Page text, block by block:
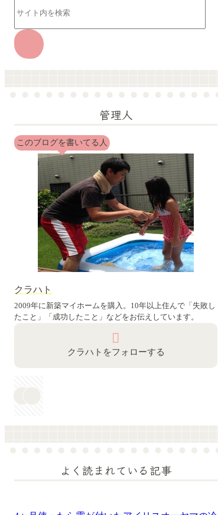
管理人
このブログを書いてる人
クラハト
2009年に新築マイホームを購入。10年以上住んで「失敗し
たこと」「成功したこと」などをお伝えしています。
クラハトをフォローする
よく読まれている記事